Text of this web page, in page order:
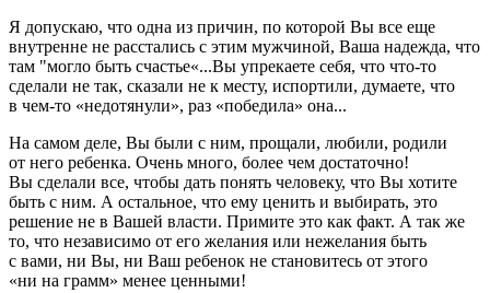
Я допускаю, что одна из причин, по которой Вы все еще
внутренне не расстались с этим мужчиной, Ваша надежда, что
там "могло быть счастье«...Вы упрекаете себя, что что-то
сделали не так, сказали не к месту, испортили, думаете, что
в чем-то «недотянули», раз «победила» она...
На самом деле, Вы были с ним, прощали, любили, родили
от него ребенка. Очень много, более чем достаточно!
Вы сделали все, чтобы дать понять человеку, что Вы хотите
быть с ним. А остальное, что ему ценить и выбирать, это
решение не в Вашей власти. Примите это как факт. А так же
то, что независимо от его желания или нежелания быть
с вами, ни Вы, ни Ваш ребенок не становитесь от этого
«ни на грамм» менее ценными!